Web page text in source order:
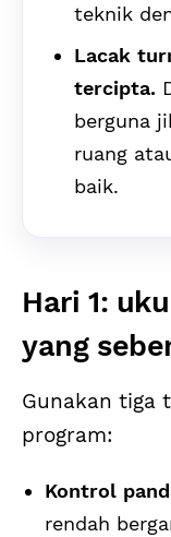
teknik
Lacak
tercipta.
berguna
ruang
baik.
Hari 1:
yang
Gunakan tiga
program:
Kontrol
rendah